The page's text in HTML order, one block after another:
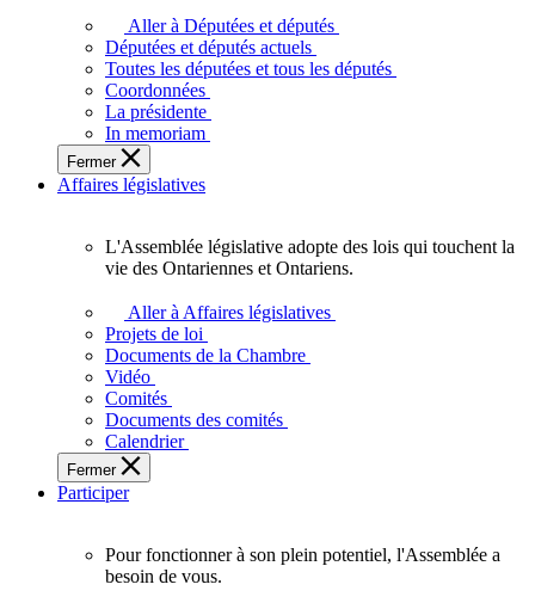
députés
vous
représentent
sein
de
l'Assemblée
législative
l'Ontario.
Aller à Députées et députés
Députées et députés actuels
Toutes les députées et tous les députés
Coordonnées
La présidente
In memoriam
Fermer
Affaires législatives
L'Assemblée
adopte
touchent
des
Ontariennes
et
L'Assemblée législative adopte des lois qui touchent la
vie des Ontariennes et Ontariens.
Aller à Affaires législatives
Projets de loi
Documents de la Chambre
Vidéo
Comités
Documents des comités
Calendrier
Fermer
Participer
Pour fonctionner à son plein potentiel, l'Assemblée a
besoin de vous.